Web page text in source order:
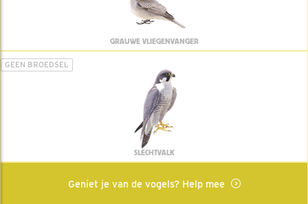
GRAUWE VLIEGENVANGER
GEEN BROEDSEL
SLECHTVALK
Geniet je van de vogels? Help mee